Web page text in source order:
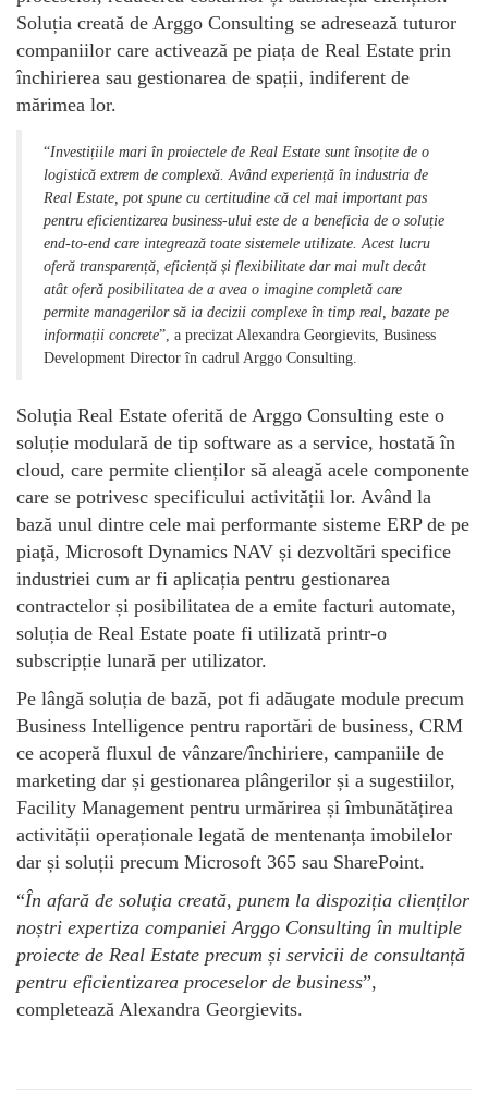
Soluția creată de Arggo Consulting se adresează tuturor
companiilor care activează pe piața de Real Estate prin
închirierea sau gestionarea de spații, indiferent de
mărimea lor.
“Investițiile mari în proiectele de Real Estate sunt însoțite de o
logistică extrem de complexă. Având experiență în industria de
Real Estate, pot spune cu certitudine că cel mai important pas
pentru eficientizarea business-ului este de a beneficia de o soluție
end-to-end care integrează toate sistemele utilizate. Acest lucru
oferă transparență, eficiență și flexibilitate dar mai mult decât
atât oferă posibilitatea de a avea o imagine completă care
permite managerilor să ia decizii complexe în timp real, bazate pe
informații concrete”, a precizat Alexandra Georgievits, Business
Development Director în cadrul Arggo Consulting.
Soluția Real Estate oferită de Arggo Consulting este o
soluție modulară de tip software as a service, hostată în
cloud, care permite clienților să aleagă acele componente
care se potrivesc specificului activității lor. Având la
bază unul dintre cele mai performante sisteme ERP de pe
piață, Microsoft Dynamics NAV și dezvoltări specifice
industriei cum ar fi aplicația pentru gestionarea
contractelor și posibilitatea de a emite facturi automate,
soluția de Real Estate poate fi utilizată printr-o
subscripție lunară per utilizator.
Pe lângă soluția de bază, pot fi adăugate module precum
Business Intelligence pentru raportări de business, CRM
ce acoperă fluxul de vânzare/închiriere, campaniile de
marketing dar și gestionarea plângerilor și a sugestiilor,
Facility Management pentru urmărirea și îmbunătățirea
activității operaționale legată de mentenanța imobilelor
dar și soluții precum Microsoft 365 sau SharePoint.
“În afară de soluția creată, punem la dispoziția clienților
noștri expertiza companiei Arggo Consulting în multiple
proiecte de Real Estate precum și servicii de consultanță
pentru eficientizarea proceselor de business”,
completează Alexandra Georgievits.